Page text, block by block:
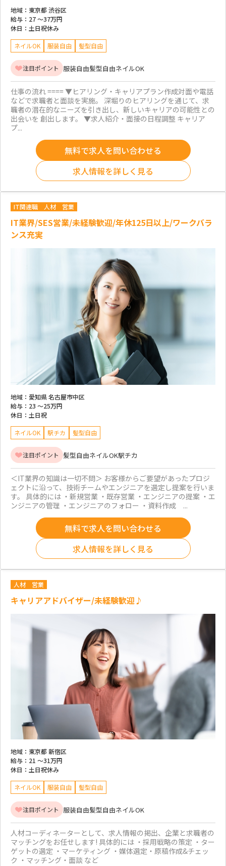
地域： 東京都 渋谷区
給与： 27 ～37万円
休日： 土日祝休み
ネイルOK 服装自由 髪型自由
注目ポイント 服装自由髪型自由ネイルOK
仕事の流れ ==== ▼ヒアリング・キャリアプラン作成対面や電話
などで求職者と面談を実施。 深堀りのヒアリングを通じて、求
職者の潜在的なニーズを引き出し、新しいキャリアの可能性との
出会いを 創出します。 ▼求人紹介・面接の日程調整 キャリア
プ...
無料で求人を問い合わせる
求人情報を詳しく見る
IT関連職 人材 営業
IT業界/SES営業/未経験歓迎/年休125日以上/ワークバラ
ンス充実
地域： 愛知県 名古屋市中区
給与： 23 ～25万円
休日： 土日祝
ネイルOK 駅チカ 髪型自由
注目ポイント 髪型自由ネイルOK駅チカ
＜IT業界の知識は一切不問＞ お客様からご要望があったプロジ
ェクトに沿って、技術チームやエンジニアを選定し提案を行いま
す。 具体的には ・新規営業 ・既存営業 ・エンジニアの提案 ・エ
ンジニアの管理 ・エンジニアのフォロー ・資料作成 ...
無料で求人を問い合わせる
求人情報を詳しく見る
人材 営業
キャリアアドバイザー/未経験歓迎♪
地域： 東京都 新宿区
給与： 21 ～31万円
休日： 土日祝休み
ネイルOK 服装自由 髪型自由
注目ポイント 服装自由髪型自由ネイルOK
人材コーディネーターとして、求人情報の掲出、企業と求職者の
マッチングをお任せします! 具体的には ・採用戦略の策定 ・ター
ゲットの選定 ・マーケティング ・媒体選定・原稿作成&チェッ
ク ・マッチング・面談 など